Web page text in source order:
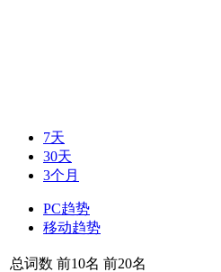
7天
30天
3个月
PC趋势
移动趋势
总词数 前10名 前20名